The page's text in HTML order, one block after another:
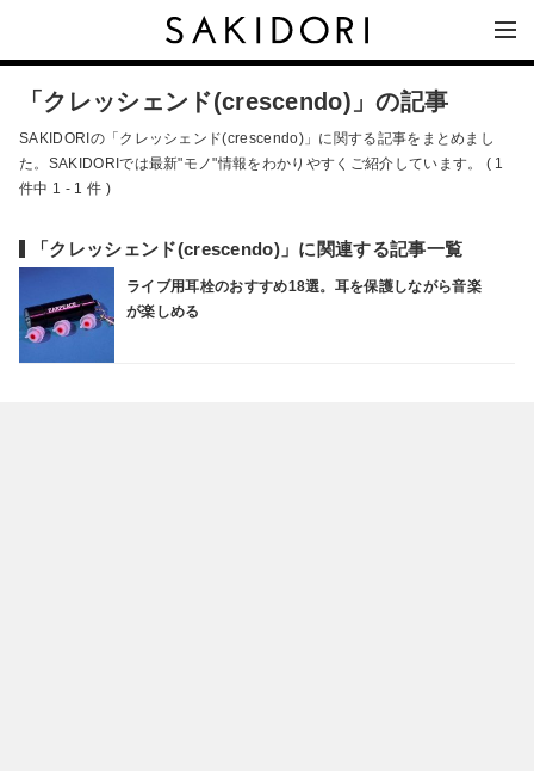
「クレッシェンド(crescendo)」の記事
SAKIDORIの「クレッシェンド(crescendo)」に関する記事をまとめまし
た。SAKIDORIでは最新"モノ"情報をわかりやすくご紹介しています。 ( 1
件中 1 - 1 件 )
「クレッシェンド(crescendo)」に関連する記事一覧
ライブ用耳栓のおすすめ18選。耳を保護しながら音楽
が楽しめる